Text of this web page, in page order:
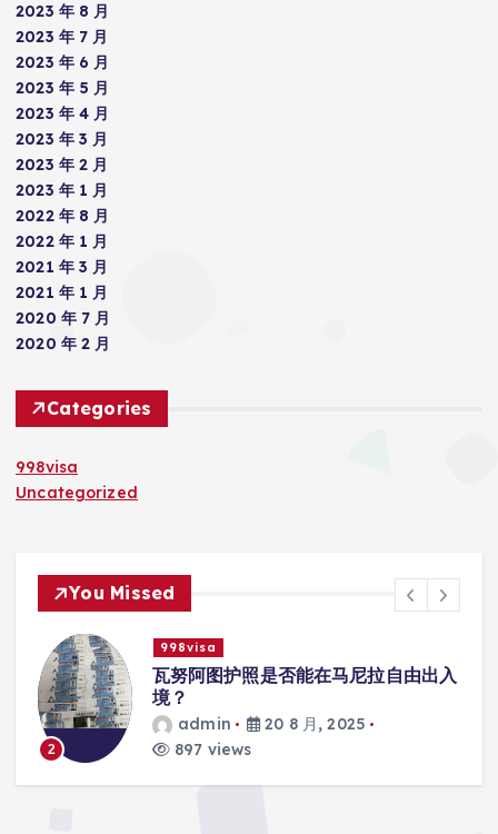
2023 年 8 月
2023 年 7 月
2023 年 6 月
2023 年 5 月
2023 年 4 月
2023 年 3 月
2023 年 2 月
2023 年 1 月
2022 年 8 月
2022 年 1 月
2021 年 3 月
2021 年 1 月
2020 年 7 月
2020 年 2 月
Categories
998visa
Uncategorized
You Missed
3
998visa
瓦努阿图护照是否能在马尼拉使用国际
学校的注册？
admin
20 8 月, 2025
813 views